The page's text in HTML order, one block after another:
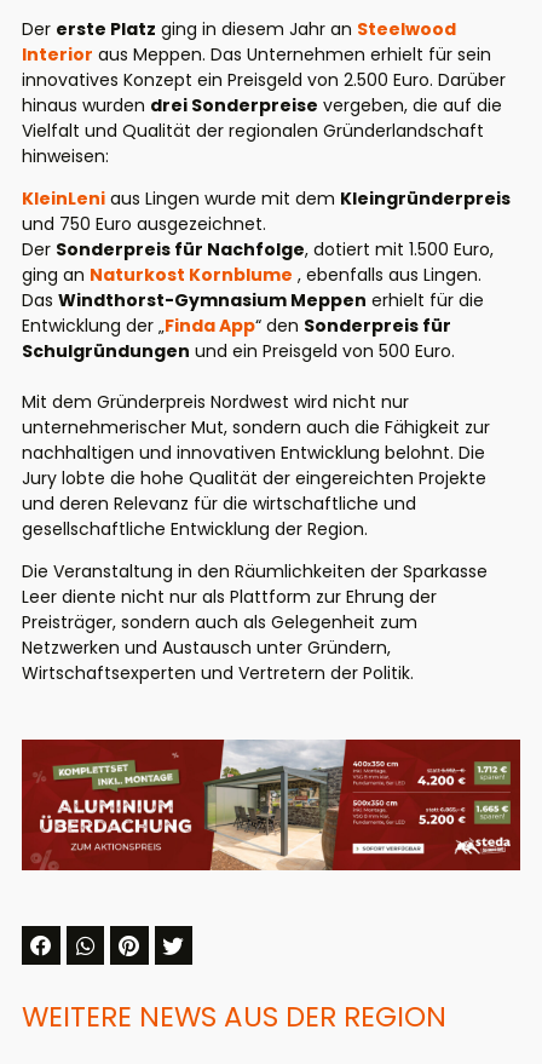
Der erste Platz ging in diesem Jahr an Steelwood
Interior aus Meppen. Das Unternehmen erhielt für sein
innovatives Konzept ein Preisgeld von 2.500 Euro. Darüber
hinaus wurden drei Sonderpreise vergeben, die auf die
Vielfalt und Qualität der regionalen Gründerlandschaft
hinweisen:
KleinLeni aus Lingen wurde mit dem Kleingründerpreis
und 750 Euro ausgezeichnet.
Der Sonderpreis für Nachfolge, dotiert mit 1.500 Euro,
ging an Naturkost Kornblume , ebenfalls aus Lingen.
Das Windthorst-Gymnasium Meppen erhielt für die
Entwicklung der „Finda App“ den Sonderpreis für
Schulgründungen und ein Preisgeld von 500 Euro.
Mit dem Gründerpreis Nordwest wird nicht nur
unternehmerischer Mut, sondern auch die Fähigkeit zur
nachhaltigen und innovativen Entwicklung belohnt. Die
Jury lobte die hohe Qualität der eingereichten Projekte
und deren Relevanz für die wirtschaftliche und
gesellschaftliche Entwicklung der Region.
Die Veranstaltung in den Räumlichkeiten der Sparkasse
Leer diente nicht nur als Plattform zur Ehrung der
Preisträger, sondern auch als Gelegenheit zum
Netzwerken und Austausch unter Gründern,
Wirtschaftsexperten und Vertretern der Politik.
WEITERE NEWS AUS DER REGION